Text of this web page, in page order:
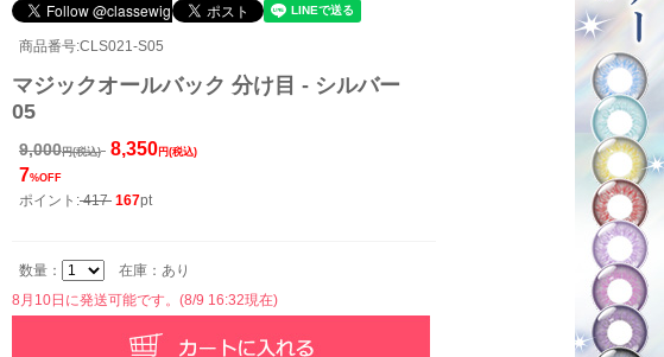
商品番号:CLS021-S05
マジックオールバック 分け目 - シルバー
05
9,000円(税込) 8,350 円(税込)
7%OFF
ポイント:417 167pt
数量：
在庫：あり
8月10日に発送可能です。(8/9 16:32現在)